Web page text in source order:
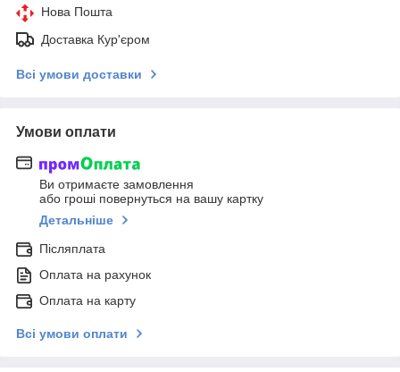
Нова Пошта
Доставка Кур'єром
Всі умови доставки
Умови оплати
Ви отримаєте замовлення
або гроші повернуться на вашу картку
Детальніше
Післяплата
Оплата на рахунок
Оплата на карту
Всі умови оплати